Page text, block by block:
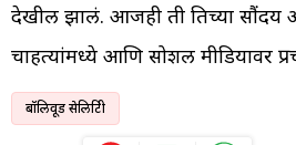
देखील झालं. आजही ती तिच्या
चाहत्यांमध्ये आणि सोशल मीडियावर
बॉलिवूड सेलिब्रिटी